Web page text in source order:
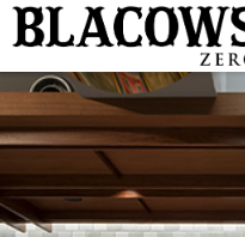
パート